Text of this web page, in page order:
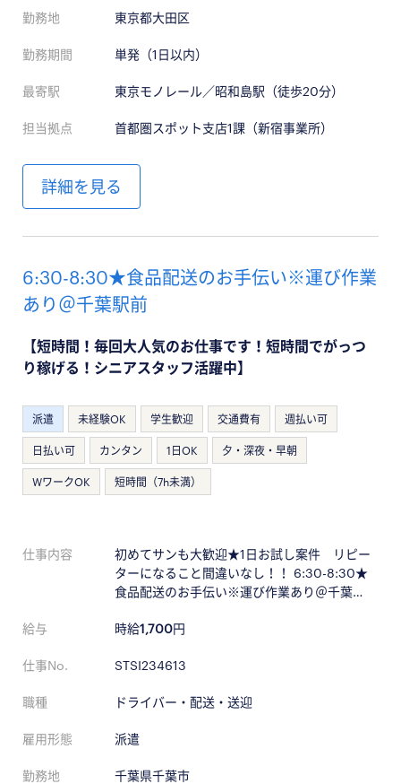
勤務地 東京都大田区
勤務期間 単発（1日以内）
最寄駅 東京モノレール／昭和島駅（徒歩20分）
担当拠点 首都圏スポット支店1課（新宿事業所）
詳細を見る
6:30-8:30★食品配送のお手伝い※運び作業
あり＠千葉駅前
【短時間！毎回大人気のお仕事です！短時間でがっつ
り稼げる！シニアスタッフ活躍中】
派遣 未経験OK 学生歓迎 交通費有 週払い可
日払い可 カンタン 1日OK 夕・深夜・早朝
WワークOK 短時間（7h未満）
仕事内容
初めてサンも大歓迎★1日お試し案件 リピー
ターになること間違いなし！！ 6:30-8:30★
食品配送のお手伝い※運び作業あり＠千葉…
給与 時給1,700円
仕事No. STSI234613
職種 ドライバー・配送・送迎
雇用形態 派遣
勤務地 千葉県千葉市